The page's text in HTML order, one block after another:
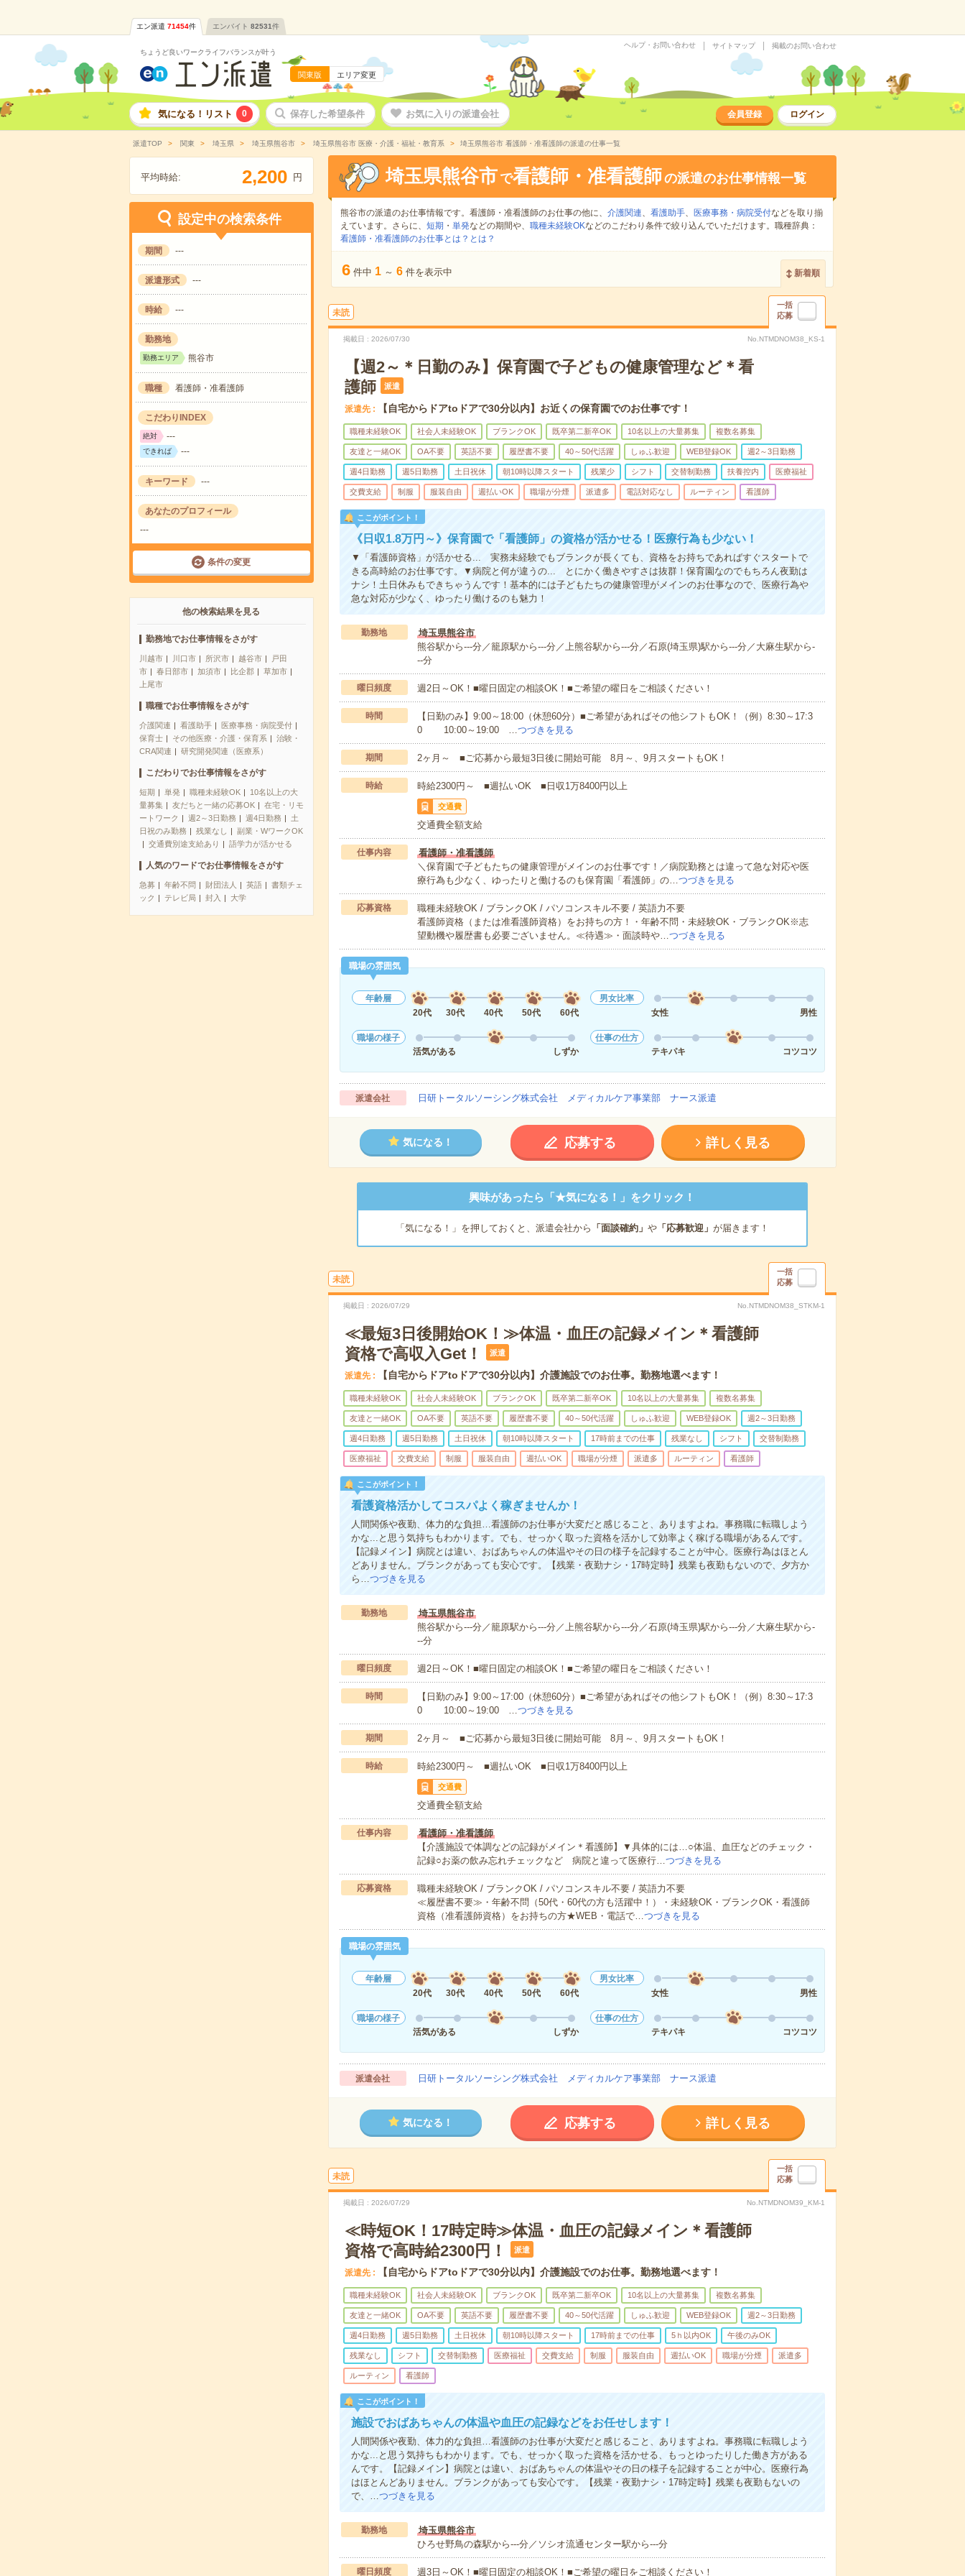
エン派遣 71454件 エンバイト 82531件
ちょうど良いワークライフバランスが叶う
関東版 エリア変更
ヘルプ・お問い合わせ サイトマップ 掲載のお問い合わせ
気になる！リスト 0 保存した希望条件 お気に入りの派遣会社 会員登録 ログイン
派遣TOP 関東 埼玉県 埼玉県熊谷市 埼玉県熊谷市 医療・介護・福祉・教育系 埼玉県熊谷市 看護師・准看護師の派遣の仕事一覧
平均時給: 2,200 円
設定中の検索条件
期間 ---
派遣形式 ---
時給 ---
勤務地
勤務エリア 熊谷市
職種 看護師・准看護師
こだわりINDEX
絶対 ---
できれば ---
キーワード ---
あなたのプロフィール
---
条件の変更
他の検索結果を見る
勤務地でお仕事情報をさがす
川越市 川口市 所沢市 越谷市
戸田
市
春日部市 加須市 比企郡
草加市
上尾市
職種でお仕事情報をさがす
介護関連 看護助手
医療事務・病院受付
保育士
その他医療・介護・保育系
治験・
CRA関連
研究開発関連（医療系）
こだわりでお仕事情報をさがす
短期 単発 職種未経験OK
10名以上の大
量募集
友だちと一緒の応募OK
在宅・リモ
ートワーク
週2～3日勤務 週4日勤務
土
日祝のみ勤務
残業なし
副業・WワークOK
交通費別途支給あり
語学力が活かせる
人気のワードでお仕事情報をさがす
急募 年齢不問 財団法人 英語
書類チェ
ック
テレビ局 封入 大学
埼玉県熊谷市 で看護師・准看護師の派遣のお仕事情報一覧
熊谷市の派遣のお仕事情報です。看護師・准看護師のお仕事の他に、 介護関連、 看護助手、 医療事務・病院受付などを取り揃
えています。さらに、 短期 ・ 単発などの期間や、 職種未経験OKなどのこだわり条件で絞り込んでいただけます。職種辞典：
看護師・准看護師のお仕事とは？とは？
6 件中 1 ～ 6 件を表示中 新着順
未読
一括
応募
掲載日 2026/07/30 No.NTMDNOM38_KS-1
【週2～＊日勤のみ】保育園で子どもの健康管理など＊看
護師
派遣
派遣先 【自宅からドアtoドアで30分以内】お近くの保育園でのお仕事です！
職種未経験OK 社会人未経験OK ブランクOK 既卒第二新卒OK 10名以上の大量募集 複数名募集
友達と一緒OK OA不要 英語不要 履歴書不要 40～50代活躍 しゅふ歓迎 WEB登録OK 週2～3日勤務
週4日勤務 週5日勤務 土日祝休 朝10時以降スタート 残業少 シフト 交替制勤務 扶養控内 医療福祉
交費支給 制服 服装自由 週払いOK 職場が分煙 派遣多 電話対応なし ルーティン 看護師
ここがポイント！
《日収1.8万円～》保育園で「看護師」の資格が活かせる！医療行為も少ない！
▼「看護師資格」が活かせる... 実務未経験でもブランクが長くても、資格をお持ちであればすぐスタートで
きる高時給のお仕事です。▼病院と何が違うの... とにかく働きやすさは抜群！保育園なのでもちろん夜勤は
ナシ！土日休みもできちゃうんです！基本的には子どもたちの健康管理がメインのお仕事なので、医療行為や
急な対応が少なく、ゆったり働けるのも魅力！
勤務地
埼玉県熊谷市
熊谷駅から---分／籠原駅から---分／上熊谷駅から---分／石原(埼玉県)駅から---分／大麻生駅から-
--分
曜日頻度 週2日～OK！■曜日固定の相談OK！■ご希望の曜日をご相談ください！
時間
【日勤のみ】9:00～18:00（休憩60分）■ご希望があればその他シフトもOK！（例）8:30～17:3
0 10:00～19:00 …つづきを見る
期間 2ヶ月～ ■ご応募から最短3日後に開始可能 8月～、9月スタートもOK！
時給 時給2300円～ ■週払いOK ■日収1万8400円以上
交通費
交通費全額支給
仕事内容
看護師・准看護師
＼保育園で子どもたちの健康管理がメインのお仕事です！／病院勤務とは違って急な対応や医
療行為も少なく、ゆったりと働けるのも保育園「看護師」の…つづきを見る
応募資格
職種未経験OK / ブランクOK / パソコンスキル不要 / 英語力不要
看護師資格（または准看護師資格）をお持ちの方！・年齢不問・未経験OK・ブランクOK※志
望動機や履歴書も必要ございません。≪待遇≫・面談時や…つづきを見る
職場の雰囲気
年齢層
20代
30代 40代 50代 60代
男女比率
女性
男性
職場の様子
活気がある
しずか
仕事の仕方
テキパキ
コツコツ
派遣会社 日研トータルソーシング株式会社 メディカルケア事業部 ナース派遣
気になる！ 応募する 詳しく見る
興味があったら「★気になる！」をクリック！
「気になる！」を押しておくと、派遣会社から 「面談確約」 や「応募歓迎」 が届きます！
未読
一括
応募
掲載日 2026/07/29 No.NTMDNOM38_STKM-1
≪最短3日後開始OK！≫体温・血圧の記録メイン＊看護師
資格で高収入Get！
派遣
派遣先 【自宅からドアtoドアで30分以内】介護施設でのお仕事。勤務地選べます！
職種未経験OK 社会人未経験OK ブランクOK 既卒第二新卒OK 10名以上の大量募集 複数名募集
友達と一緒OK OA不要 英語不要 履歴書不要 40～50代活躍 しゅふ歓迎 WEB登録OK 週2～3日勤務
週4日勤務 週5日勤務 土日祝休 朝10時以降スタート 17時前までの仕事 残業なし シフト 交替制勤務
医療福祉 交費支給 制服 服装自由 週払いOK 職場が分煙 派遣多 ルーティン 看護師
ここがポイント！
看護資格活かしてコスパよく稼ぎませんか！
人間関係や夜勤、体力的な負担…看護師のお仕事が大変だと感じること、ありますよね。事務職に転職しよう
かな...と思う気持ちもわかります。でも、せっかく取った資格を活かして効率よく稼げる職場があるんです。
【記録メイン】病院とは違い、おばあちゃんの体温やその日の様子を記録することが中心。医療行為はほとん
どありません。ブランクがあっても安心です。【残業・夜勤ナシ・17時定時】残業も夜勤もないので、夕方か
ら…つづきを見る
勤務地
埼玉県熊谷市
熊谷駅から---分／籠原駅から---分／上熊谷駅から---分／石原(埼玉県)駅から---分／大麻生駅から-
--分
曜日頻度 週2日～OK！■曜日固定の相談OK！■ご希望の曜日をご相談ください！
時間
【日勤のみ】9:00～17:00（休憩60分）■ご希望があればその他シフトもOK！（例）8:30～17:3
0 10:00～19:00 …つづきを見る
期間 2ヶ月～ ■ご応募から最短3日後に開始可能 8月～、9月スタートもOK！
時給 時給2300円～ ■週払いOK ■日収1万8400円以上
交通費
交通費全額支給
仕事内容
看護師・准看護師
【介護施設で体調などの記録がメイン＊看護師】▼具体的には…○体温、血圧などのチェック・
記録○お薬の飲み忘れチェックなど 病院と違って医療行…つづきを見る
応募資格
職種未経験OK / ブランクOK / パソコンスキル不要 / 英語力不要
≪履歴書不要≫・年齢不問（50代・60代の方も活躍中！）・未経験OK・ブランクOK・看護師
資格（准看護師資格）をお持ちの方★WEB・電話で…つづきを見る
職場の雰囲気
年齢層
20代
30代 40代 50代 60代
男女比率
女性
男性
職場の様子
活気がある
しずか
仕事の仕方
テキパキ
コツコツ
派遣会社 日研トータルソーシング株式会社 メディカルケア事業部 ナース派遣
気になる！ 応募する 詳しく見る
未読
一括
応募
掲載日 2026/07/29 No.NTMDNOM39_KM-1
≪時短OK！17時定時≫体温・血圧の記録メイン＊看護師
資格で高時給2300円！
派遣
派遣先 【自宅からドアtoドアで30分以内】介護施設でのお仕事。勤務地選べます！
職種未経験OK 社会人未経験OK ブランクOK 既卒第二新卒OK 10名以上の大量募集 複数名募集
友達と一緒OK OA不要 英語不要 履歴書不要 40～50代活躍 しゅふ歓迎 WEB登録OK 週2～3日勤務
週4日勤務 週5日勤務 土日祝休 朝10時以降スタート 17時前までの仕事 5ｈ以内OK 午後のみOK
残業なし シフト 交替制勤務 医療福祉 交費支給 制服 服装自由 週払いOK 職場が分煙 派遣多
ルーティン 看護師
ここがポイント！
施設でおばあちゃんの体温や血圧の記録などをお任せします！
人間関係や夜勤、体力的な負担…看護師のお仕事が大変だと感じること、ありますよね。事務職に転職しよう
かな...と思う気持ちもわかります。でも、せっかく取った資格を活かせる、もっとゆったりした働き方がある
んです。【記録メイン】病院とは違い、おばあちゃんの体温やその日の様子を記録することが中心。医療行為
はほとんどありません。ブランクがあっても安心です。【残業・夜勤ナシ・17時定時】残業も夜勤もないの
で、…つづきを見る
勤務地
埼玉県熊谷市
ひろせ野鳥の森駅から---分／ソシオ流通センター駅から---分
曜日頻度 週3日～OK！■曜日固定の相談OK！■ご希望の曜日をご相談ください！